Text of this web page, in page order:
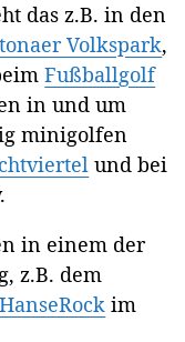
das z.B. in den
Volkspark,
Fußballgolf
in und um
minigolfen
und bei
in einem der
z.B. dem
HanseRock im